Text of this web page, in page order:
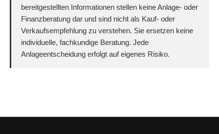
bereitgestellten Informationen stellen keine Anlage- oder
Finanzberatung dar und sind nicht als Kauf- oder
Verkaufsempfehlung zu verstehen. Sie ersetzen keine
individuelle, fachkundige Beratung. Jede
Anlageentscheidung erfolgt auf eigenes Risiko.